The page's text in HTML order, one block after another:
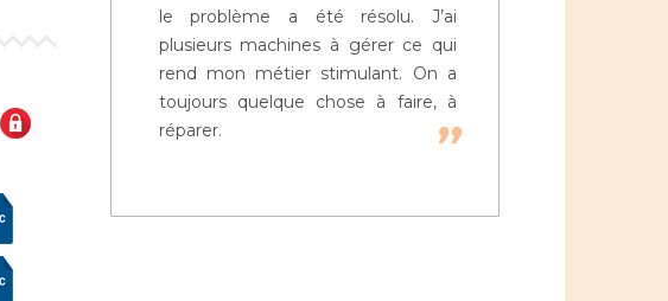
le problème a été résolu. J’ai
plusieurs machines à gérer ce qui
rend mon métier stimulant. On a
toujours quelque chose à faire, à
réparer.